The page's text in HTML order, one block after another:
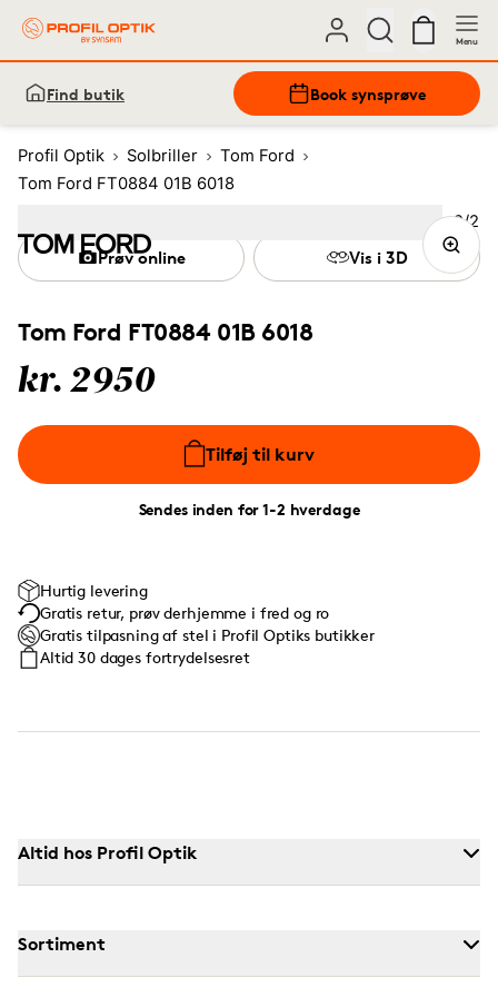
Menu
Find butik Book synsprøve
Profil Optik Solbriller
Tom Ford
Tom Ford FT0884 01B 6018
Tom Ford FT0884 01B 6018
kr. 2950
Tilføj til kurv
Sendes inden for 1-2 hverdage
Prøv online Vis i 3D
Hurtig levering
Gratis retur, prøv derhjemme i fred og ro
Gratis tilpasning af stel i Profil Optiks butikker
Altid 30 dages fortrydelsesret
2/2
Image (Current image)
Altid hos Profil Optik
Sortiment